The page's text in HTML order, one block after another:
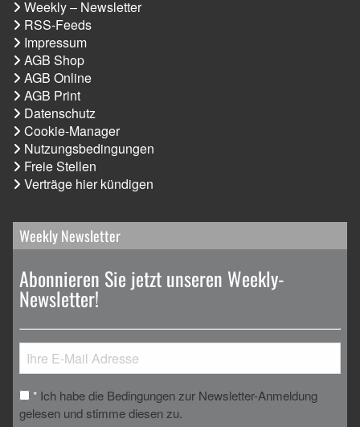
Weekly – Newsletter
RSS-Feeds
Impressum
AGB Shop
AGB Online
AGB Print
Datenschutz
Cookie-Manager
Nutzungsbedingungen
Freie Stellen
Verträge hier kündigen
Weekly Newsletter
Abonnieren Sie jetzt unseren Weekly-
Newsletter!
* Ich habe die Bedingungen zur Newsletter-Anmeldung
gelesen und stimme diesen zu.